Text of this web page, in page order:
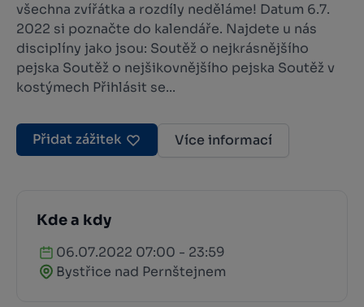
všechna zvířátka a rozdíly neděláme! Datum 6.7.
2022 si poznačte do kalendáře. Najdete u nás
disciplíny jako jsou: Soutěž o nejkrásnějšího
pejska Soutěž o nejšikovnějšího pejska Soutěž v
kostýmech Přihlásit se...
Přidat zážitek Více informací
Kde a kdy
06.07.2022 07:00 - 23:59
Bystřice nad Pernštejnem